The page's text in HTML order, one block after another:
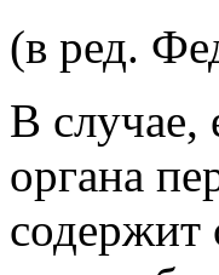
(в ред.
В случае,
органа
содержит